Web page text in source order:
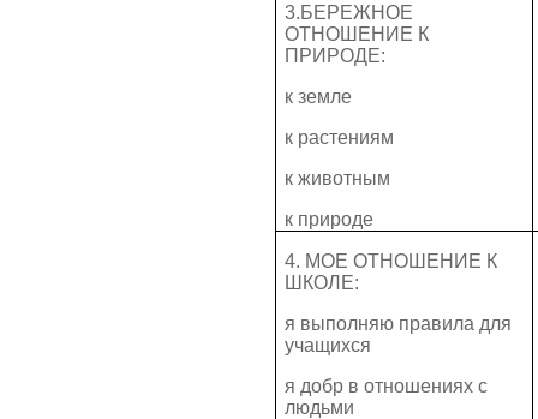
3.БЕРЕЖНОЕ
ОТНОШЕНИЕ К
ПРИРОДЕ:
к земле
к растениям
к животным
к природе
4. МОЕ ОТНОШЕНИЕ К
ШКОЛЕ:
я выполняю правила для
учащихся
я добр в отношениях с
людьми